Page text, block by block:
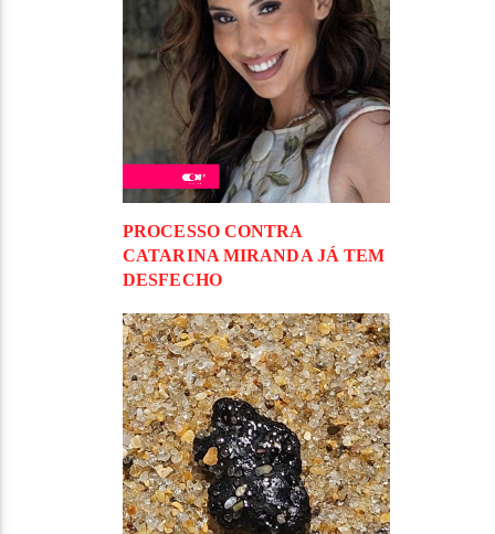
PROCESSO CONTRA
CATARINA MIRANDA JÁ TEM
DESFECHO